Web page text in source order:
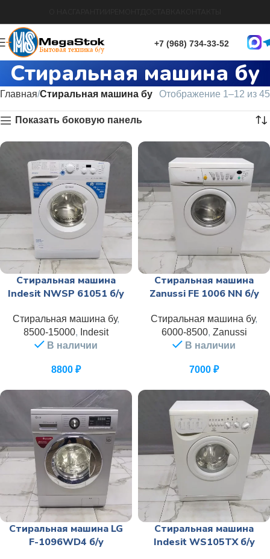
+7 (968) 734-33-52
Стиральная машина бу
Главная Стиральная машина бу Отображение 1–12 из 45
Показать боковую панель
Стиральная машина
Indesit NWSP 61051 б/у
Стиральная машина бу,
8500-15000, Indesit
В наличии
8800 ₽
Стиральная машина
Zanussi FE 1006 NN б/у
Стиральная машина бу,
6000-8500, Zanussi
В наличии
7000 ₽
Стиральная машина LG
F-1096WD4 б/у
Стиральная машина
Indesit WS105TX б/у